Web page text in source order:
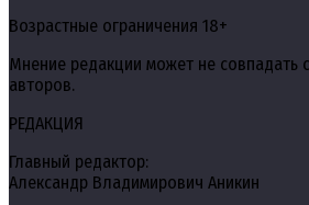
Возрастные ограничения 18+
Мнение редакции может не совпадать
авторов.
РЕДАКЦИЯ
Главный редактор:
Александр Владимирович Аникин